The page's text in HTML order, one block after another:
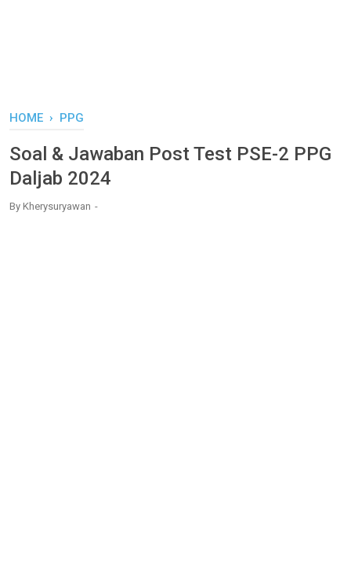
HOME › PPG
Soal & Jawaban Post Test PSE-2 PPG
Daljab 2024
By Kherysuryawan